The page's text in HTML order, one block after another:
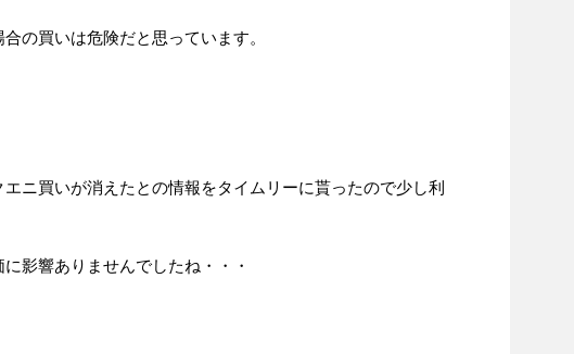
の買いは危険だと思っています。
ニ買いが消えたとの情報をタイムリーに貰ったので少し利
影響ありませんでしたね・・・